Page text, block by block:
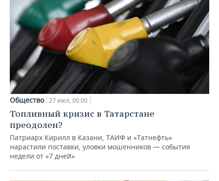
Общество 27 июл, 00:00
Топливный кризис в Татарстане
преодолен?
Патриарх Кирилл в Казани, ТАИФ и «Татнефть»
нарастили поставки, уловки мошенников — события
недели от «7 дней»